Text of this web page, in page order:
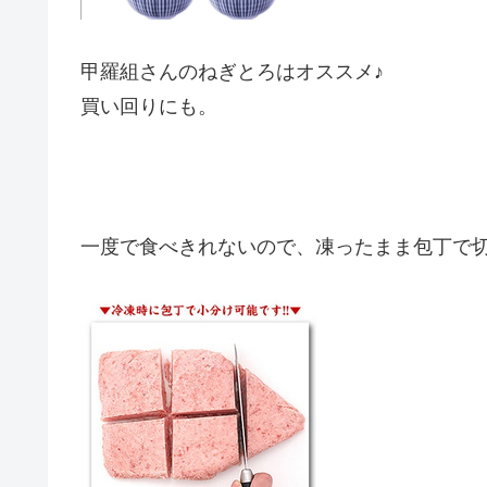
甲羅組さんのねぎとろはオススメ♪
買い回りにも。
一度で食べきれないので、凍ったまま包丁で